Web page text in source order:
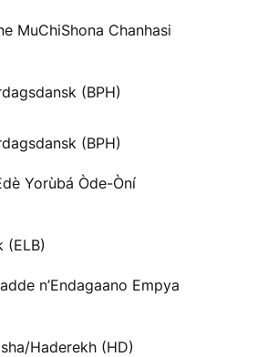
MuChiShona Chanhasi
(BPH)
(BPH)
Yorùbá Òde-Òní
(ELB)
n’Endagaano Empya
Haderekh (HD)